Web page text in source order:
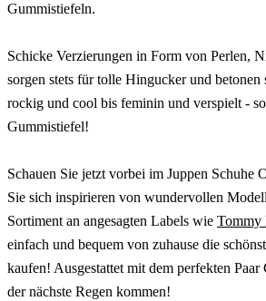
Gummistiefeln.
Schicke Verzierungen in Form von Perlen,
sorgen stets für tolle Hingucker und betonen
rockig und cool bis feminin und verspielt -
Gummistiefel!
Schauen Sie jetzt vorbei im Juppen Schuhe
Sie sich inspirieren von wundervollen
Sortiment an angesagten Labels wie
einfach und bequem von zuhause die
kaufen! Ausgestattet mit dem perfekten
der nächste Regen kommen!